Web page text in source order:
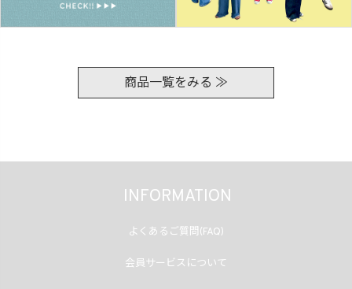
商品一覧をみる ≫
INFORMATION
よくあるご質問(FAQ)
会員サービスについて